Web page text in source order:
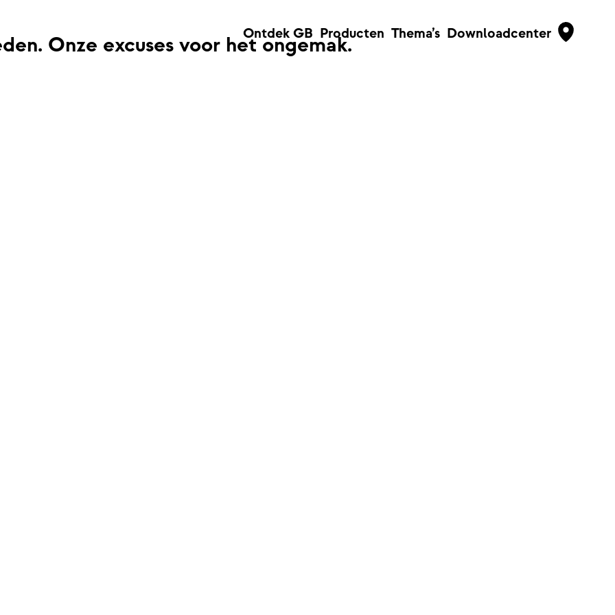
Ontdek GB Producten Thema’s Downloadcenter
Onze excuses voor het ongemak.